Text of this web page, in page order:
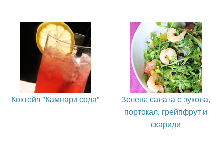
Коктейл "Кампари сода"
Зелена салата с рукола,
портокал, грейпфрут и
скариди